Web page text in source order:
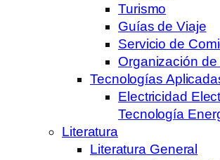
Turismo
Guías de Viaje
Servicio de
Organización
Tecnologías
Electricidad
Tecnología
Literatura
Literatura General